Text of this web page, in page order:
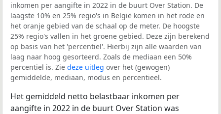
inkomen per aangifte in 2022 in de buurt Over Station. De
laagste 10% en 25% regio's in België komen in het rode en
het oranje gebied van de schaal op de meter. De hoogste
25% regio's vallen in het groene gebied. Deze zijn berekend
op basis van het 'percentiel'. Hierbij zijn alle waarden van
laag naar hoog gesorteerd. Zoals de mediaan een 50%
percentiel is. Zie deze uitleg over het (gewogen)
gemiddelde, mediaan, modus en percentieel.
Het gemiddeld netto belastbaar inkomen per
aangifte in 2022 in de buurt Over Station was